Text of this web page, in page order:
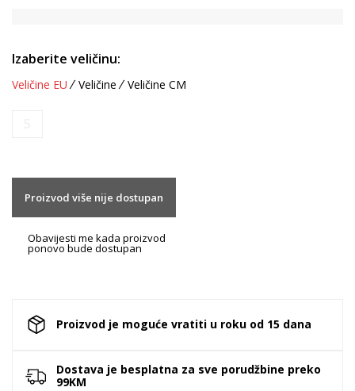
Izaberite veličinu:
Veličine EU Veličine Veličine CM
Proizvod više nije dostupan
Obavijesti me kada proizvod
ponovo bude dostupan
Proizvod je moguće vratiti u roku od 15 dana
Dostava je besplatna za sve porudžbine preko
99KM